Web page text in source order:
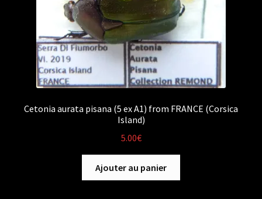
Cetonia aurata pisana (5 ex A1) from FRANCE (Corsica
Island)
5.00€
Ajouter au panier